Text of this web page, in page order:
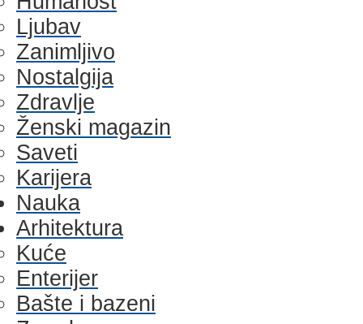
Ljubav
Zanimljivo
Nostalgija
Zdravlje
Ženski magazin
Saveti
Karijera
Nauka
Arhitektura
Kuće
Enterijer
Bašte i bazeni